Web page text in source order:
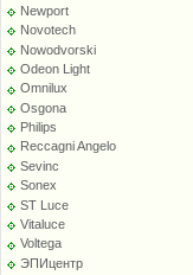
Newport
Novotech
Nowodvorski
Odeon Light
Omnilux
Osgona
Philips
Reccagni Angelo
Sevinc
Sonex
ST Luce
Vitaluce
Voltega
ЭПИцентр